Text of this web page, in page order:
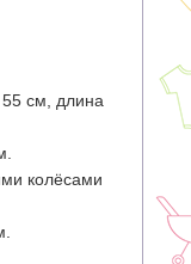
см, длина
колёсами